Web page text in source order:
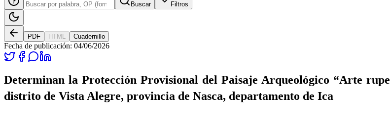
Buscar Filtros
PDF HTML Cuadernillo
Fecha de publicación: 04/06/2026
Determinan la Protección Provisional del Paisaje Arqueológico “Arte
distrito de Vista Alegre, provincia de Nasca, departamento de Ica